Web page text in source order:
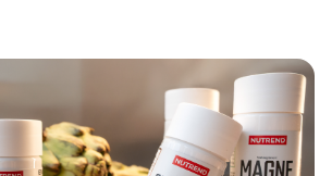
słodkie batoniki z automatu czy
metę niszczą nie tylko naszą formę, ale i